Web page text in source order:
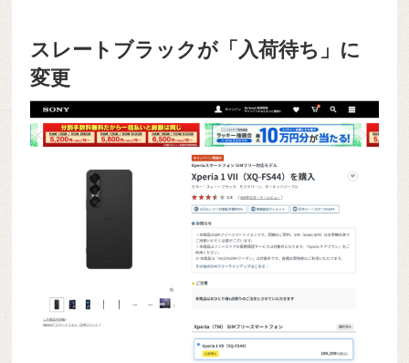
スレートブラックが「入荷待ち」に
変更